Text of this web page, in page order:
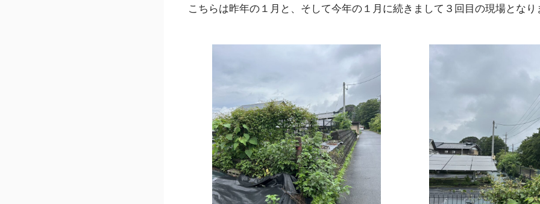
こちらは昨年の１月と、そして今年の１月に続きまして３回目の現場となり